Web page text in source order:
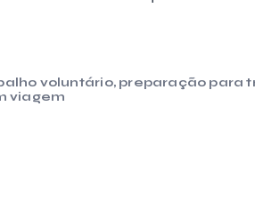
voluntário, preparação para
viagem